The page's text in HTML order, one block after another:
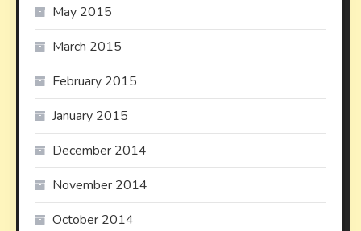
May 2015
March 2015
February 2015
January 2015
December 2014
November 2014
October 2014